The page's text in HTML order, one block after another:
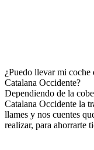
¿Puedo llevar mi
Catalana Occidente?
Dependiendo de la
Catalana Occidente la
llames y nos cuentes
realizar, para ahorrarte